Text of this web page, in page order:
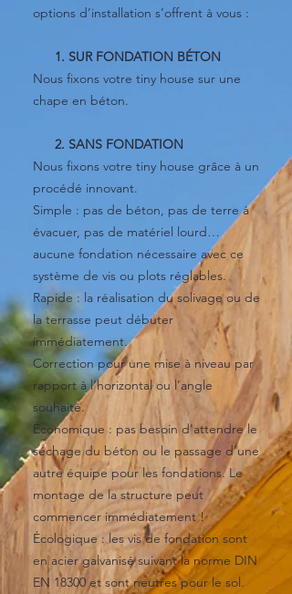
options d’installation s’offrent à vous :
1. SUR FONDATION BÉTON
Nous fixons votre tiny house sur une
chape en béton.
2. SANS FONDATION
Nous fixons votre tiny house grâce à un
procédé innovant.
Simple : pas de béton, pas de terre à
évacuer, pas de matériel lourd…
aucune fondation nécessaire avec ce
système de vis ou plots réglables.
Rapide : la réalisation du solivage ou de
la terrasse peut débuter
immédiatement.
Correction pour une mise à niveau par
rapport à l’horizontal ou l’angle
souhaité.
Économique : pas besoin d'attendre le
séchage du béton ou le passage d'une
autre équipe pour les fondations. Le
montage de la structure peut
commencer immédiatement !
Écologique : les vis de fondation sont
en acier galvanisé suivant la norme DIN
EN 18300 et sont neutres pour le sol.